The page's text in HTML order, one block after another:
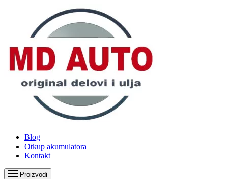
Blog
Otkup akumulatora
Kontakt
Proizvodi